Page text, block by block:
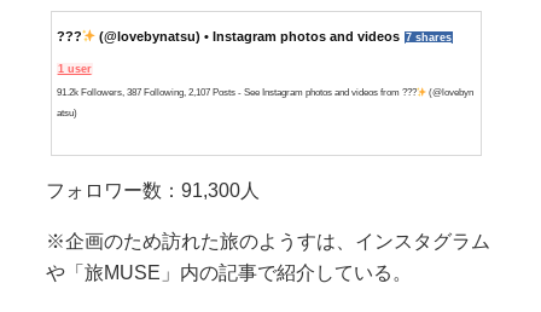
??? (@lovebynatsu) • Instagram photos and videos 7 shares
1 user
91.2k Followers, 387 Following, 2,107 Posts - See Instagram photos and videos from ???
(@lovebyn
atsu)
フォロワー数：91,300人
※企画のため訪れた旅のようすは、インスタグラム
や「旅MUSE」内の記事で紹介している。